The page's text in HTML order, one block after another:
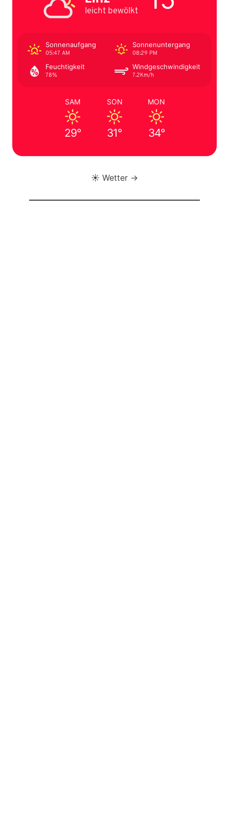
leicht bewölkt
Sonnenaufgang
05:47 AM
Sonnenuntergang
08:29 PM
Feuchtigkeit
78%
Windgeschwindigkeit
7.2Km/h
SAM
29°
SON
31°
MON
34°
☀️ Wetter →